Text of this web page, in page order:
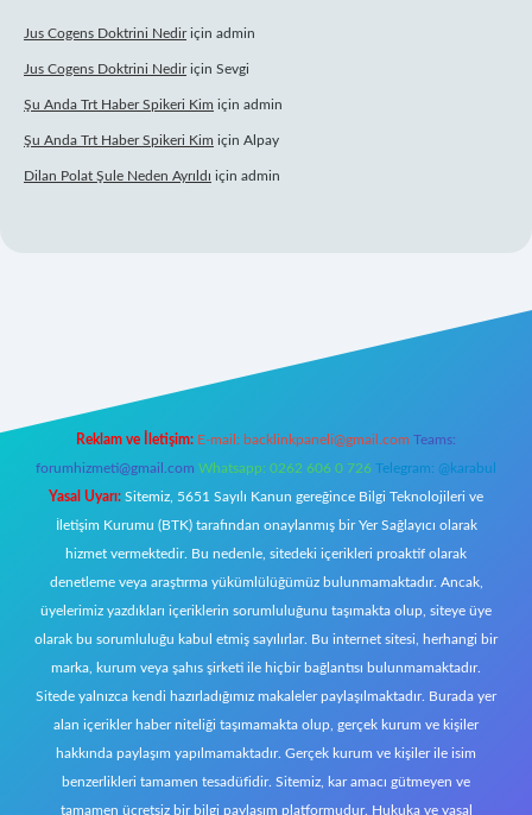
Jus Cogens Doktrini Nediriçin admin
Jus Cogens Doktrini Nediriçin Sevgi
Şu Anda Trt Haber Spikeri Kim için admin
Şu Anda Trt Haber Spikeri Kim için Alpay
Dilan Polat Şule Neden Ayrıldı için admin
Reklam ve İletişim: E-mail: backlinkpaneli@gmail.com Teams:
forumhizmeti@gmail.com Whatsapp: 0262 606 0 726 Telegram: @karabul
Yasal Uyarı: Sitemiz, 5651 Sayılı Kanun gereğince Bilgi Teknolojileri ve
İletişim Kurumu (BTK) tarafından onaylanmış bir Yer Sağlayıcı olarak
hizmet vermektedir. Bu nedenle, sitedeki içerikleri proaktif olarak
denetleme veya araştırma yükümlülüğümüz bulunmamaktadır. Ancak,
üyelerimiz yazdıkları içeriklerin sorumluluğunu taşımakta olup, siteye üye
olarak bu sorumluluğu kabul etmiş sayılırlar. Bu internet sitesi, herhangi bir
marka, kurum veya şahıs şirketi ile hiçbir bağlantısı bulunmamaktadır.
Sitede yalnızca kendi hazırladığımız makaleler paylaşılmaktadır. Burada yer
alan içerikler haber niteliği taşımamakta olup, gerçek kurum ve kişiler
hakkında paylaşım yapılmamaktadır. Gerçek kurum ve kişiler ile isim
benzerlikleri tamamen tesadüfidir. Sitemiz, kar amacı gütmeyen ve
tamamen ücretsiz bir bilgi paylaşım platformudur. Hukuka ve yasal